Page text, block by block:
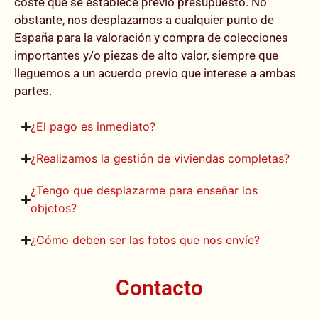
obstante, nos desplazamos a cualquier punto de
España para la valoración y compra de colecciones
importantes y/o piezas de alto valor, siempre que
lleguemos a un acuerdo previo que interese a ambas
partes.
¿El pago es inmediato?
¿Realizamos la gestión de viviendas completas?
¿Tengo que desplazarme para enseñar los
objetos?
¿Cómo deben ser las fotos que nos envíe?
Contacto